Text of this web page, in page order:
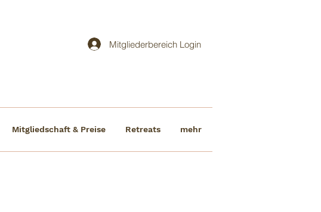
Mitgliederbereich Login
Mitgliedschaft & Preise Retreats mehr